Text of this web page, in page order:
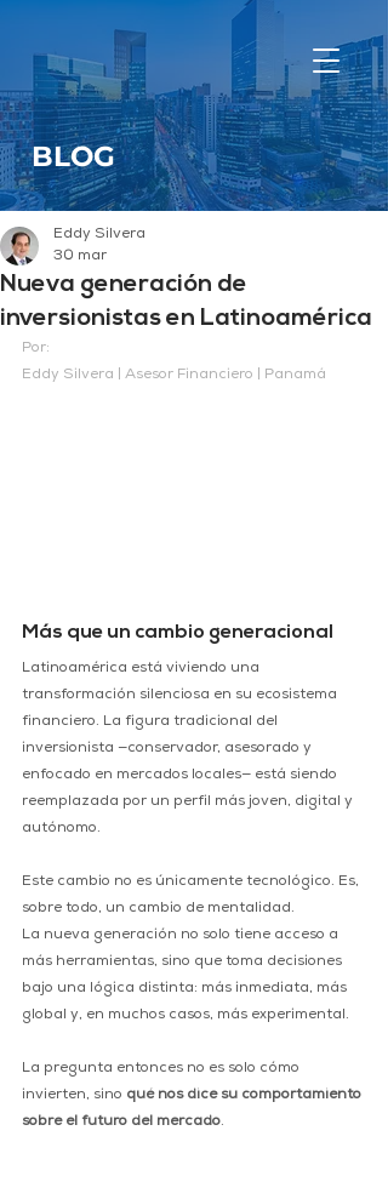
BLOG
Nueva generación de
inversionistas en Latinoamérica
Eddy Silvera
30 mar
Por:
Eddy Silvera | Asesor Financiero | Panamá
Más que un cambio generacional
Latinoamérica está viviendo una
transformación silenciosa en su ecosistema
financiero. La figura tradicional del
inversionista —conservador, asesorado y
enfocado en mercados locales— está siendo
reemplazada por un perfil más joven, digital y
autónomo.
Este cambio no es únicamente tecnológico. Es,
sobre todo, un cambio de mentalidad.
La nueva generación no solo tiene acceso a
más herramientas, sino que toma decisiones
bajo una lógica distinta: más inmediata, más
global y, en muchos casos, más experimental.
La pregunta entonces no es solo cómo
invierten, sino qué nos dice su comportamiento
sobre el futuro del mercado.